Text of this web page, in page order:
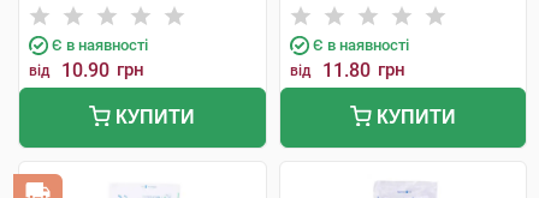
Метіріалс
Є в наявності
від 10.90 грн
КУПИТИ
Метіріалс
Є в наявності
від 11.80 грн
КУПИТИ